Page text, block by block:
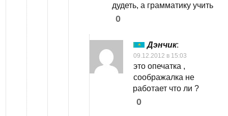
дудеть, а грамматику учить
0
Дэнчик:
09.12.2012 в 15:03
это опечатка ,
соображалка не
работает что ли ?
0